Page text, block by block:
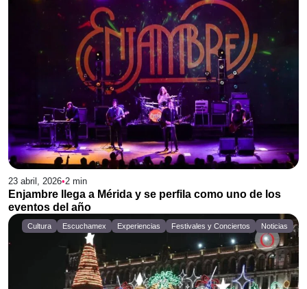
23 abril, 2026•2 min
Enjambre llega a Mérida y se perfila como uno de los
eventos del año
Cultura Escuchamex Experiencias Festivales y Conciertos Noticias